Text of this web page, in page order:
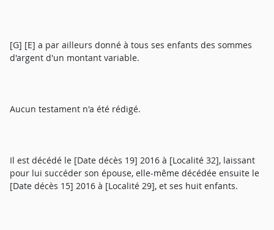
[G] [E] a par ailleurs donné à tous ses enfants des sommes
d'argent d'un montant variable.
Aucun testament n'a été rédigé.
Il est décédé le [Date décès 19] 2016 à [Localité 32], laissant
pour lui succéder son épouse, elle-même décédée ensuite le
[Date décès 15] 2016 à [Localité 29], et ses huit enfants.